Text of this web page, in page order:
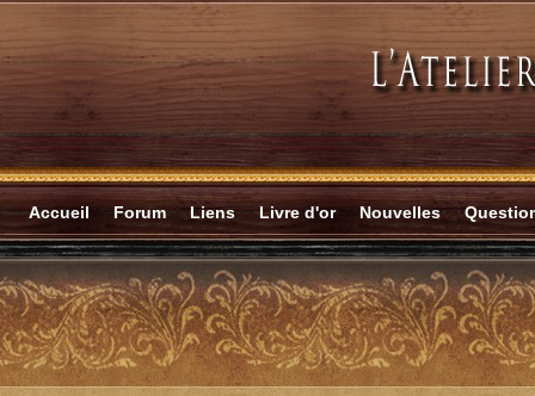
Accueil Forum Liens Livre d'or Nouvelles